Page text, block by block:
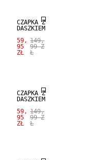
CZAPKA Z
DASZKIEM
59,
95
ZŁ
149,
99 Z
Ł
CZAPKA Z
DASZKIEM
59,
95
ZŁ
149,
99 Z
Ł